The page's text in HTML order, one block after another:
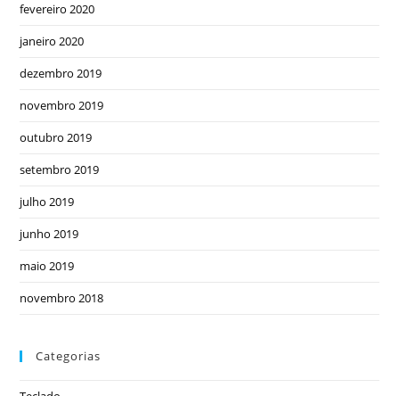
fevereiro 2020
janeiro 2020
dezembro 2019
novembro 2019
outubro 2019
setembro 2019
julho 2019
junho 2019
maio 2019
novembro 2018
Categorias